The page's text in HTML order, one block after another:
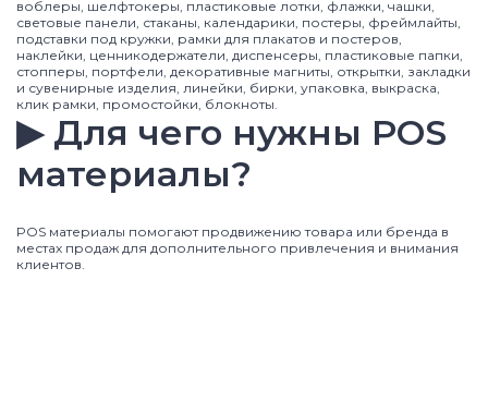
воблеры, шелфтокеры, пластиковые лотки, флажки, чашки,
световые панели, стаканы, календарики, постеры, фреймлайты,
подставки под кружки, рамки для плакатов и постеров,
наклейки, ценникодержатели, диспенсеры, пластиковые папки,
стопперы, портфели, декоративные магниты, открытки, закладки
и сувенирные изделия, линейки, бирки, упаковка, выкраска,
клик рамки, промостойки, блокноты.
▶ Для чего нужны POS
материалы?
POS материалы помогают продвижению товара или бренда в
местах продаж для дополнительного привлечения и внимания
клиентов.